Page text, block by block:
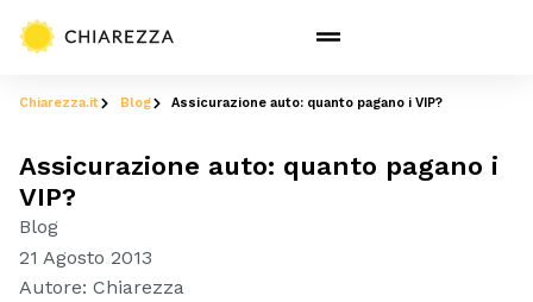
Chiarezza.it Blog Assicurazione auto: quanto pagano i VIP?
Assicurazione auto: quanto pagano i
VIP?
Blog
21 Agosto 2013
Autore: Chiarezza